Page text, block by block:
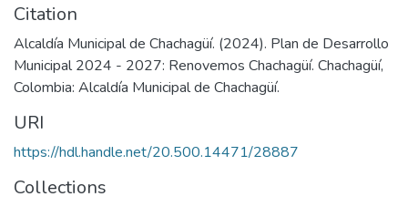
Citation
Alcaldía Municipal de Chachagüí. (2024). Plan de Desarrollo
Municipal 2024 - 2027: Renovemos Chachagüí. Chachagüí,
Colombia: Alcaldía Municipal de Chachagüí.
URI
https://hdl.handle.net/20.500.14471/28887
Collections